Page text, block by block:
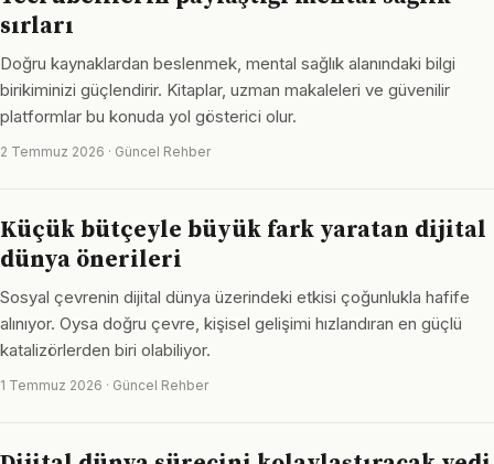
sırları
Doğru kaynaklardan beslenmek, mental sağlık alanındaki bilgi
birikiminizi güçlendirir. Kitaplar, uzman makaleleri ve güvenilir
platformlar bu konuda yol gösterici olur.
2 Temmuz 2026 · Güncel Rehber
Küçük bütçeyle büyük fark yaratan dijital
dünya önerileri
Sosyal çevrenin dijital dünya üzerindeki etkisi çoğunlukla hafife
alınıyor. Oysa doğru çevre, kişisel gelişimi hızlandıran en güçlü
katalizörlerden biri olabiliyor.
1 Temmuz 2026 · Güncel Rehber